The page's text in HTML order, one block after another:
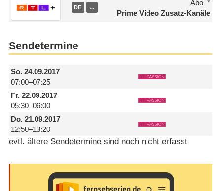
DE …
Abo
Prime Video Zusatz-Kanäle
Sendetermine
So.24.09.2017
07:00–07:25
Fr.22.09.2017
05:30–06:00
Do.21.09.2017
12:50–13:20
evtl. ältere Sendetermine sind noch nicht erfasst